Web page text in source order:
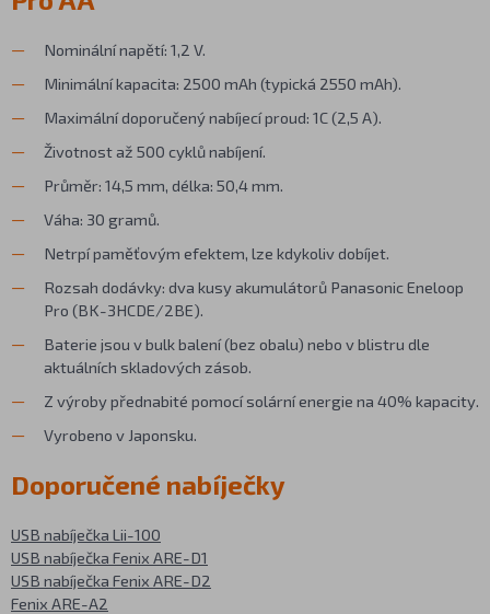
Nominální napětí: 1,2 V.
Minimální kapacita: 2500 mAh (typická 2550 mAh).
Maximální doporučený nabíjecí proud: 1C (2,5 A).
Životnost až 500 cyklů nabíjení.
Průměr: 14,5 mm, délka: 50,4 mm.
Váha: 30 gramů.
Netrpí paměťovým efektem, lze kdykoliv dobíjet.
Rozsah dodávky: dva kusy akumulátorů Panasonic Eneloop
Pro (BK-3HCDE/2BE).
Baterie jsou v bulk balení (bez obalu) nebo v blistru dle
aktuálních skladových zásob.
Z výroby přednabité pomocí solární energie na 40% kapacity.
Vyrobeno v Japonsku.
Doporučené nabíječky
USB nabíječka Lii-100
USB nabíječka Fenix ARE-D1
USB nabíječka Fenix ARE-D2
Fenix ARE-A2